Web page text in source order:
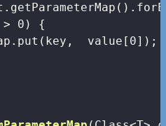
0 ) {
value[ 0